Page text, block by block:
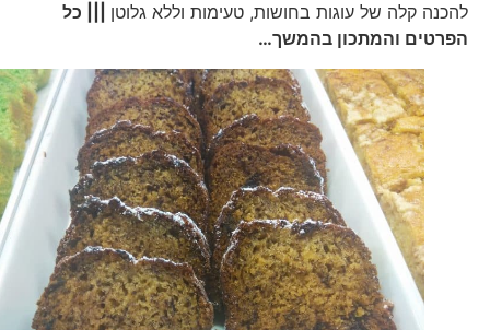
להכנה קלה של עוגות בחושות, טעימות וללא גלוטן||| כל
הפרטים והמתכון בהמשך…